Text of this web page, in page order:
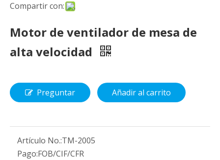
Compartir con:
Motor de ventilador de mesa de
alta velocidad
Preguntar Añadir al carrito
Artículo No.:TM-2005
Pago:FOB/CIF/CFR